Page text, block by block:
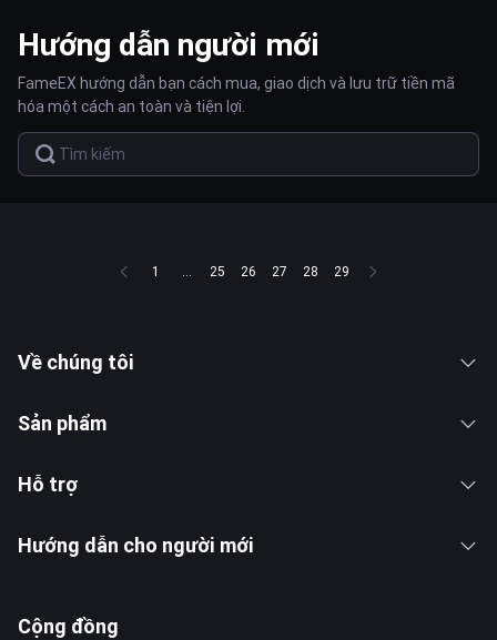
Hướng dẫn người mới
FameEX hướng dẫn bạn cách mua, giao dịch và lưu trữ tiền mã
hóa một cách an toàn và tiện lợi.
1 ... 25 26 27 28 29
Về chúng tôi
Sản phẩm
Hỗ trợ
Hướng dẫn cho người mới
Cộng đồng